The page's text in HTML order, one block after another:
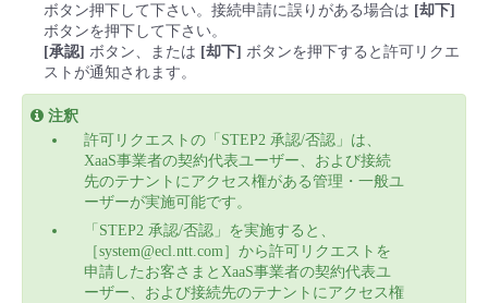
ボタン押下して下さい。接続申請に誤りがある場合は [却下]
ボタンを押下して下さい。
[承認] ボタン、または [却下] ボタンを押下すると許可リクエ
ストが通知されます。
注釈
許可リクエストの「STEP2 承認/否認」は、
XaaS事業者の契約代表ユーザー、および接続
先のテナントにアクセス権がある管理・一般ユ
ーザーが実施可能です。
「STEP2 承認/否認」を実施すると、
［system@ecl.ntt.com］から許可リクエストを
申請したお客さまとXaaS事業者の契約代表ユ
ーザー、および接続先のテナントにアクセス権